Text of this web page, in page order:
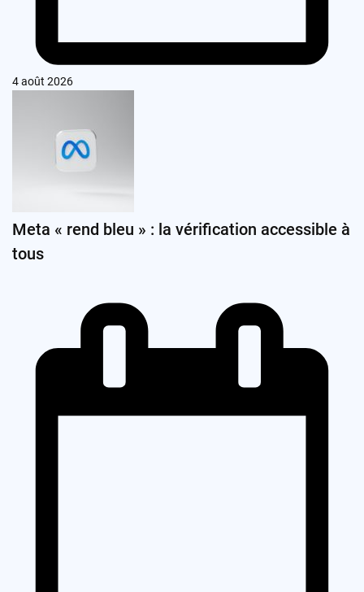
4 août 2026
Meta « rend bleu » : la vérification accessible à
tous